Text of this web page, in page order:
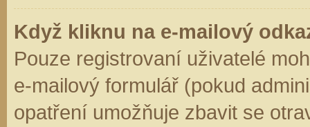
Když kliknu na e-mailový
Pouze registrovaní uživatelé
e-mailový formulář (pokud
opatření umožňuje zbavit se